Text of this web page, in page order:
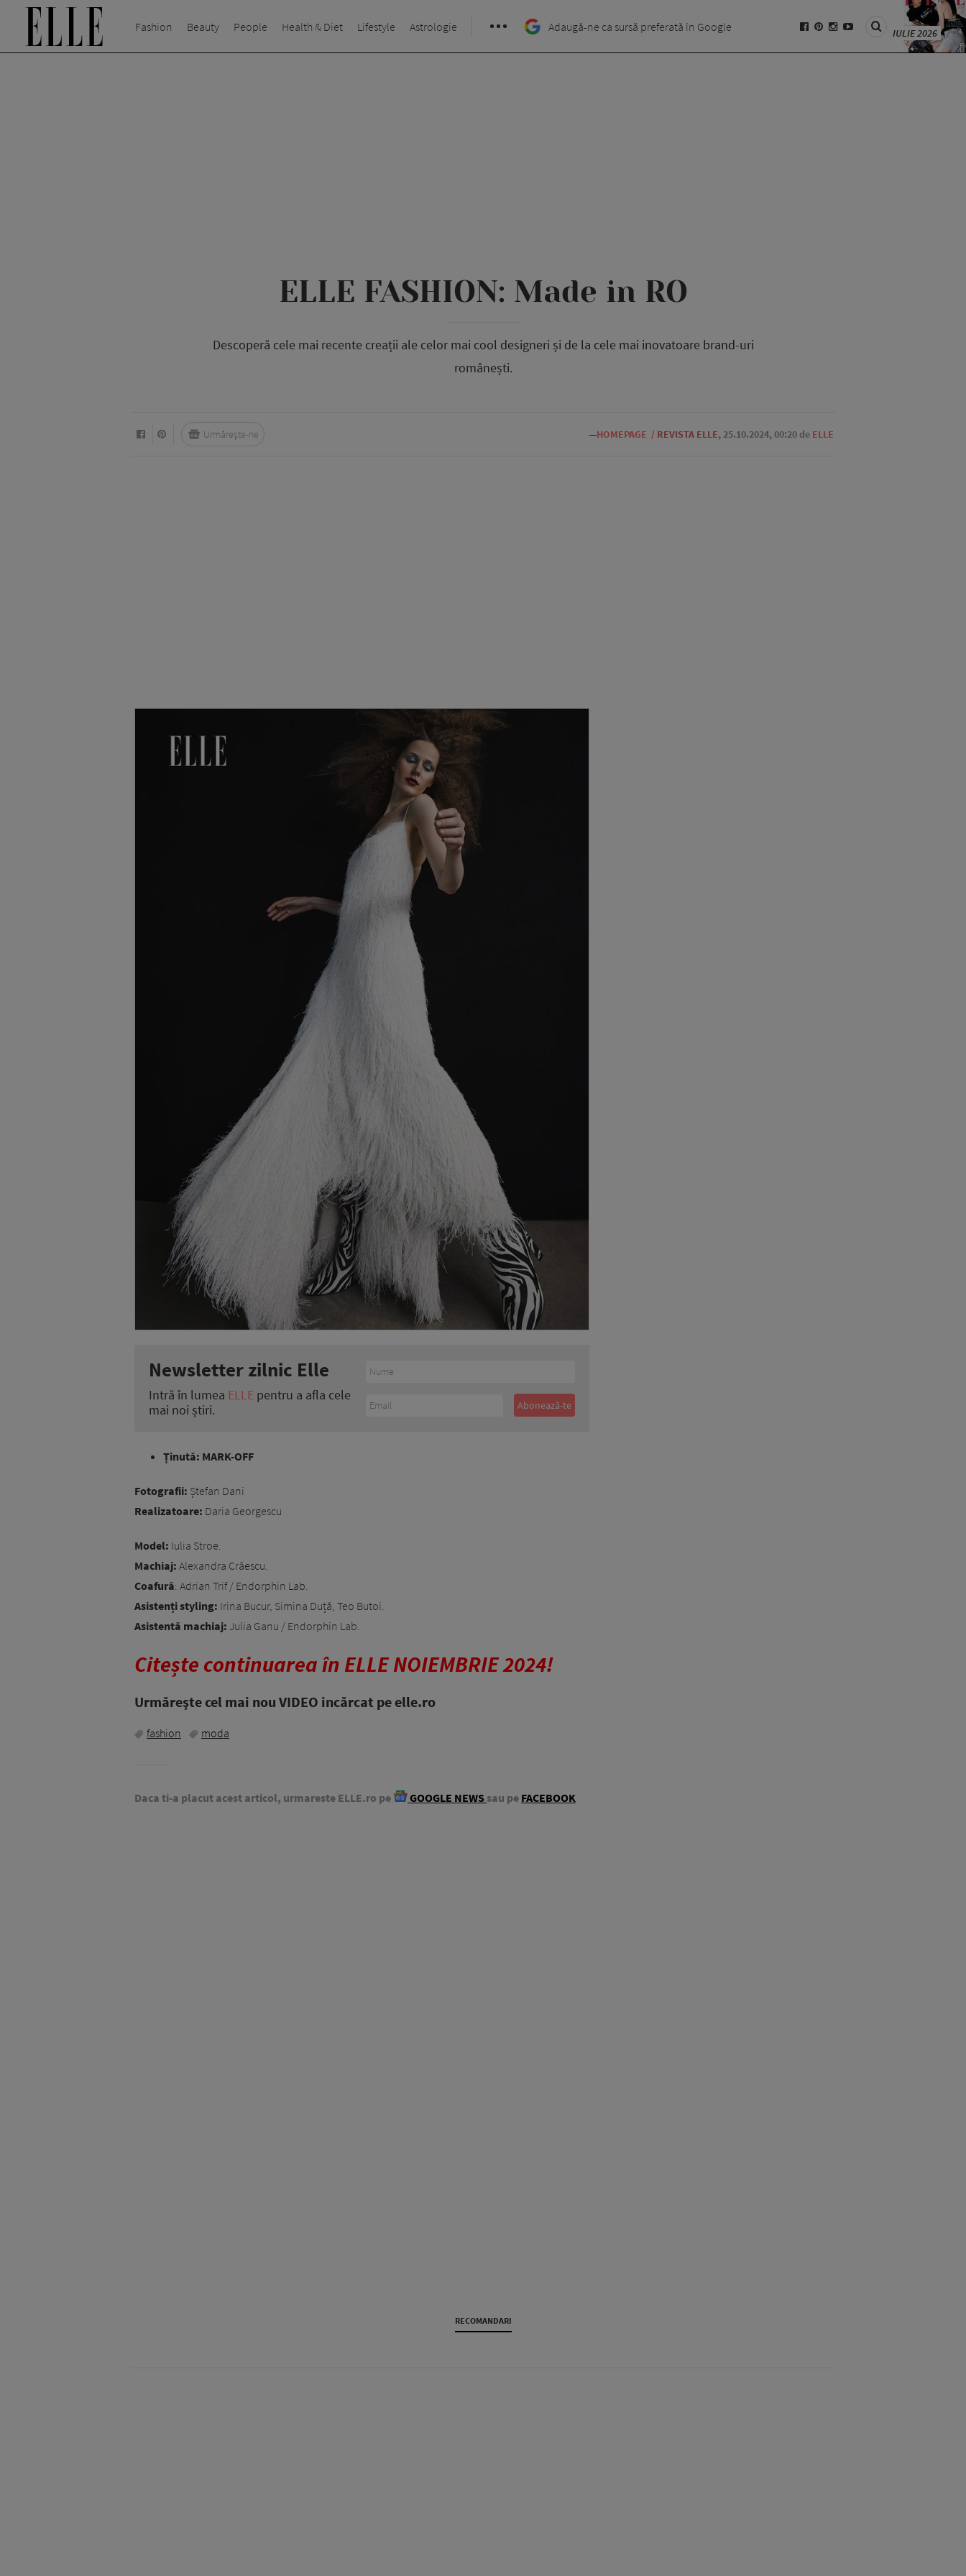
Fashion Beauty People Health & Diet Lifestyle Astrologie Adaugă-ne ca sursă preferată în Google IULIE 2026
ELLE FASHION: Made in RO
Descoperă cele mai recente creații ale celor mai cool designeri și de la cele mai inovatoare brand-uri
românești.
—HOMEPAGE / REVISTA ELLE, 25.10.2024, 00:20 de ELLE
Urmărește-ne
Newsletter zilnic Elle
Intră în lumea ELLE pentru a afla cele
mai noi știri.
Ținută: MARK-OFF
Fotografii: Ștefan Dani
Realizatoare: Daria Georgescu
Model: Iulia Stroe.
Machiaj: Alexandra Crăescu.
Coafură: Adrian Trif / Endorphin Lab.
Asistenți styling: Irina Bucur, Simina Duță, Teo Butoi.
Asistentă machiaj: Julia Ganu / Endorphin Lab.
Citește continuarea în ELLE NOIEMBRIE 2024!
Urmăreşte cel mai nou VIDEO incărcat pe elle.ro
fashion moda
Daca ti-a placut acest articol, urmareste ELLE.ro pe GOOGLE NEWS sau pe FACEBOOK
RECOMANDARI